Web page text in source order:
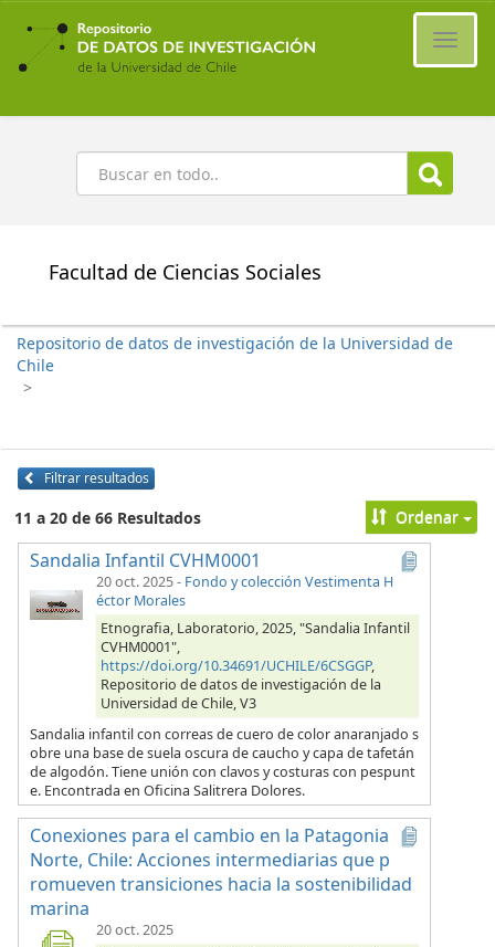
Ir
contenido
principal
Buscar
Facultad de Ciencias Sociales
Repositorio de datos de investigación de la Universidad de
Chile
>
Filtrar resultados
11 a 20 de 66 Resultados Ordenar
Sandalia Infantil CVHM0001
20 oct. 2025- Fondo y colección Vestimenta H
éctor Morales
Etnografia, Laboratorio, 2025, "Sandalia Infantil
CVHM0001",
https://doi.org/10.34691/UCHILE/6CSGGP,
Repositorio de datos de investigación de la
Universidad de Chile, V3
Sandalia infantil con correas de cuero de color anaranjado s
obre una base de suela oscura de caucho y capa de tafetán
de algodón. Tiene unión con clavos y costuras con pespunt
e. Encontrada en Oficina Salitrera Dolores.
Conexiones para el cambio en la Patagonia
Norte, Chile: Acciones intermediarias que p
romueven transiciones hacia la sostenibilidad
marina
20 oct. 2025